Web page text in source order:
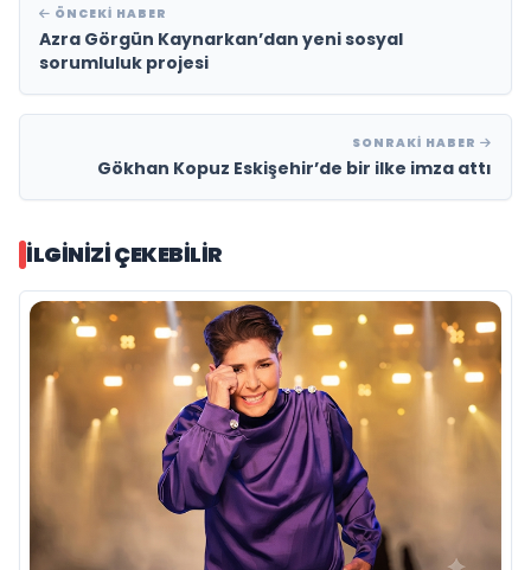
ÖNCEKI HABER
Azra Görgün Kaynarkan’dan yeni sosyal
sorumluluk projesi
SONRAKI HABER
Gökhan Kopuz Eskişehir’de bir ilke imza attı
İLGINIZI ÇEKEBILIR